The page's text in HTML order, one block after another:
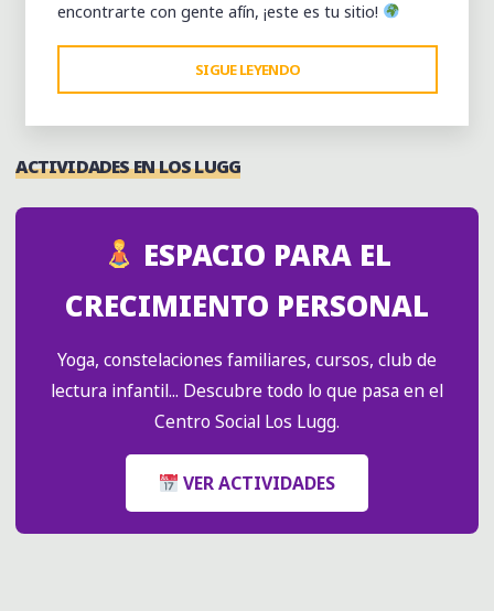
encontrarte con gente afín, ¡este es tu sitio!
SIGUE LEYENDO
DE
TRUEQUE
G1
51º
(11
ABRIL)"
ACTIVIDADES EN LOS LUGG
ESPACIO PARA EL
CRECIMIENTO PERSONAL
Yoga, constelaciones familiares, cursos, club de
lectura infantil... Descubre todo lo que pasa en el
Centro Social Los Lugg.
VER ACTIVIDADES